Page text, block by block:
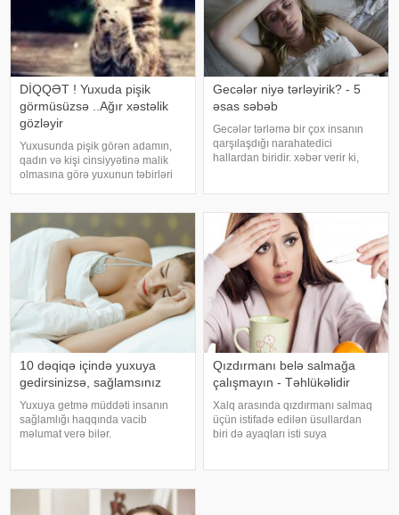
DİQQƏT ! Yuxuda pişik
görmüsüzsə ..Ağır xəstəlik
gözləyir
Yuxusunda pişik görən adamın,
qadın və kişi cinsiyyətinə malik
olmasına görə yuxunun təbirləri
həyatında diqqətsiz bir şəxsiyyətə
sahib olduğu, ətrafındak
Gecələr niyə tərləyirik? - 5
əsas səbəb
Gecələr tərləmə bir çox insanın
qarşılaşdığı narahatedici
hallardan biridir. xəbər verir ki,
sağlamlıq problemlərinin əlamət
10 dəqiqə içində yuxuya
gedirsinizsə, sağlamsınız
Yuxuya getmə müddəti insanın
sağlamlığı haqqında vacib
məlumat verə bilər.
üzrə mütəxəssis Mişel Drerupun
Qızdırmanı belə salmağa
çalışmayın - Təhlükəlidir
Xalq arasında qızdırmanı salmaq
üçün istifadə edilən üsullardan
biri də ayaqları isti suya